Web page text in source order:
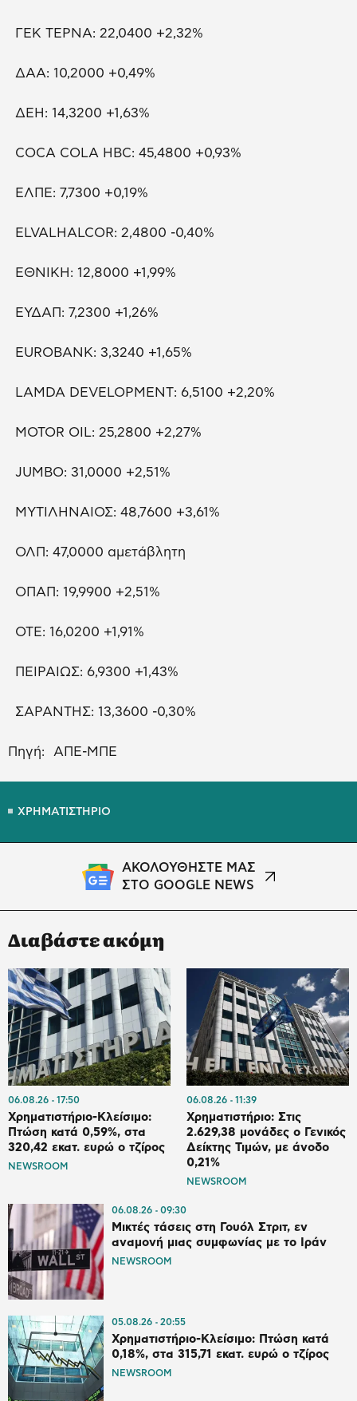
ΓΕΚ ΤΕΡΝΑ: 22,0400 +2,32%
ΔΑΑ: 10,2000 +0,49%
ΔΕΗ: 14,3200 +1,63%
COCA COLA HBC: 45,4800 +0,93%
ΕΛΠΕ: 7,7300 +0,19%
ELVALHALCOR: 2,4800 -0,40%
ΕΘΝΙΚΗ: 12,8000 +1,99%
ΕΥΔΑΠ: 7,2300 +1,26%
EUROBANK: 3,3240 +1,65%
LAMDA DEVELOPMENT: 6,5100 +2,20%
MOTOR OIL: 25,2800 +2,27%
JUMBO: 31,0000 +2,51%
ΜΥΤΙΛΗΝΑΙΟΣ: 48,7600 +3,61%
ΟΛΠ: 47,0000 αμετάβλητη
ΟΠΑΠ: 19,9900 +2,51%
ΟΤΕ: 16,0200 +1,91%
ΠΕΙΡΑΙΩΣ: 6,9300 +1,43%
ΣΑΡΑΝΤΗΣ: 13,3600 -0,30%
Πηγή: ΑΠΕ-ΜΠΕ
ΧΡΗΜΑΤΙΣΤΗΡΙΟ
ΑΚΟΛΟΥΘΗΣΤΕ ΜΑΣ
ΣΤΟ GOOGLE NEWS
Διαβάστε ακόμη
06.08.26 17:50
Χρηματιστήριο-Κλείσιμο:
Πτώση κατά 0,59%, στα
320,42 εκατ. ευρώ ο τζίρος
NEWSROOM
06.08.26 11:39
Χρηματιστήριο: Στις
2.629,38 μονάδες ο Γενικός
Δείκτης Τιμών, με άνοδο
0,21%
NEWSROOM
06.08.26 09:30
Μικτές τάσεις στη Γουόλ Στριτ, εν
αναμονή μιας συμφωνίας με το Ιράν
NEWSROOM
05.08.26 20:55
Χρηματιστήριο-Κλείσιμο: Πτώση κατά
0,18%, στα 315,71 εκατ. ευρώ ο τζίρος
NEWSROOM